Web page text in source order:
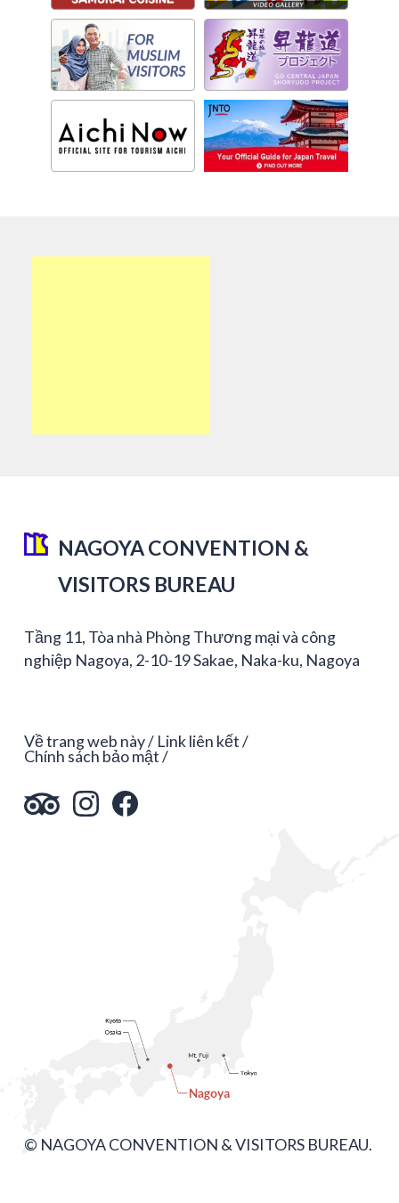
NAGOYA CONVENTION &
VISITORS BUREAU
Tầng 11, Tòa nhà Phòng Thương mại và công
nghiệp Nagoya, 2-10-19 Sakae, Naka-ku, Nagoya
Về trang web này Link liên kết
Chính sách bảo mật
© NAGOYA CONVENTION & VISITORS BUREAU.